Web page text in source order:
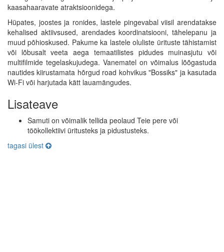
kaasahaaravate atraktsioonidega.
Hüpates, joostes ja ronides, lastele pingevabal viisil arendatakse
kehalised aktiivsused, arendades koordinatsiooni, tähelepanu ja
muud põhioskused. Pakume ka lastele oluliste ürituste tähistamist
või lõbusalt veeta aega temaatilistes pidudes muinasjutu või
multifilmide tegelaskujudega. Vanematel on võimalus lõõgastuda
nautides kiirustamata hõrgud road kohvikus "Bossiks" ja kasutada
Wi-Fi või harjutada kätt lauamängudes.
Lisateave
Samuti on võimalik tellida peolaud Teie pere või
töökollektiivi üritusteks ja pidustusteks.
tagasi ülest